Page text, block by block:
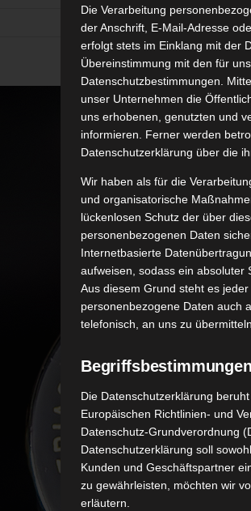
Die Verarbeitung
der Anschrift, E-Mail-Adresse
erfolgt stets im Einklang mit der
Übereinstimmung mit den für
Datenschutzbestimmungen.
unser Unternehmen die
uns erhobenen, genutzten und
informieren. Ferner werden
Datenschutzerklärung über die
Wir haben als für die
und organisatorische
lückenlosen Schutz der über
personenbezogenen Daten
Internetbasierte
aufweisen, sodass ein absoluter
Aus diesem Grund steht es
personenbezogene Daten auch
telefonisch, an uns zu übermitteln.
Begriffsbestimmungen
Die Datenschutzerklärung
Europäischen Richtlinien- und
Datenschutz-Grundverordnung
Datenschutzerklärung soll
Kunden und Geschäftspartner
zu gewährleisten, möchten wir
erläutern.